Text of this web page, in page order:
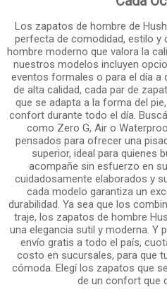
Los zapatos de hombre de
perfecta de comodidad, estilo y
hombre moderno que valora la
nuestros modelos incluyen
eventos formales o para el día a
de alta calidad, cada par de
que se adapta a la forma del
confort durante todo el día.
como Zero G, Air o
pensados para ofrecer una
superior, ideal para quienes
acompañe sin esfuerzo en
cuidadosamente elaborados y
cada modelo garantiza un
durabilidad. Ya sea que los
traje, los zapatos de hombre
una elegancia sutil y moderna. Y
envío gratis a todo el país,
costo en sucursales, para que
cómoda. Elegí los zapatos que
de un confort que